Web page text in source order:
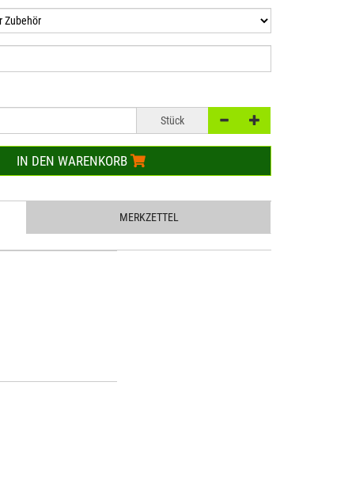
Stück
IN DEN WARENKORB
MERKZETTEL